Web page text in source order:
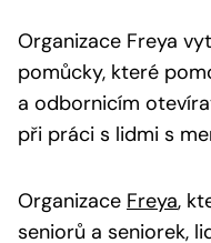
Organizace Freya
pomůcky, které
a odbornicím
při práci s lidmi s
Organizace Freya,
seniorů a seniorek,